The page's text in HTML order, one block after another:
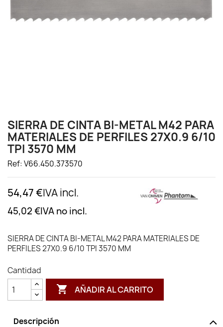
SIERRA DE CINTA BI-METAL M42 PARA
MATERIALES DE PERFILES 27X0.9 6/10
TPI 3570 MM
Ref: V66.450.373570
54,47 €IVA incl.
45,02 €IVA no incl.
SIERRA DE CINTA BI-METAL M42 PARA MATERIALES DE
PERFILES 27X0.9 6/10 TPI 3570 MM
Cantidad
 AÑADIR AL CARRITO
Descripción